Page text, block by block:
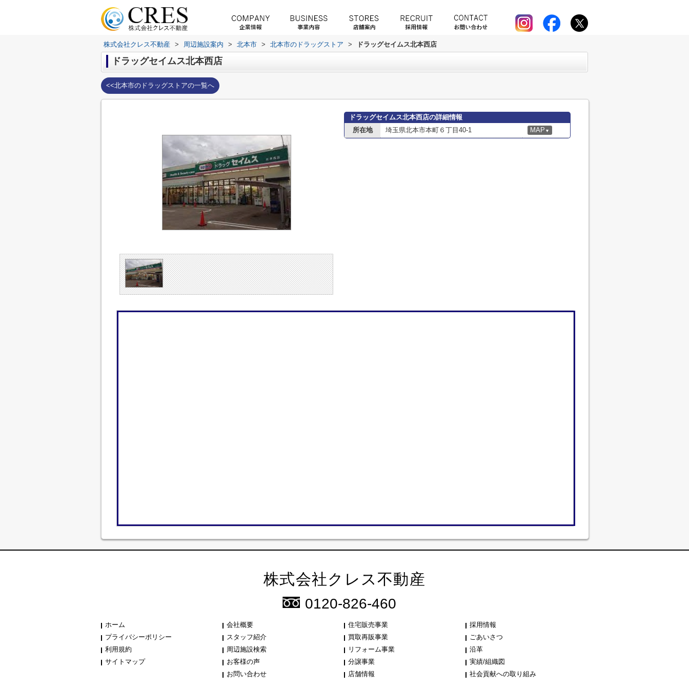
株式会社クレス不動産 > 周辺施設案内 > 北本市 > 北本市のドラッグストア > ドラッグセイムス北本西店
ドラッグセイムス北本西店
<<北本市のドラッグストアの一覧へ
ドラッグセイムス北本西店の詳細情報
所在地
埼玉県北本市本町６丁目40-1 MAP ▼
株式会社クレス不動産
0120-826-460
ホーム
プライバシーポリシー
利用規約
サイトマップ
会社概要
スタッフ紹介
周辺施設検索
お客様の声
お問い合わせ
住宅販売事業
買取再販事業
リフォーム事業
分譲事業
店舗情報
採用情報
ごあいさつ
沿革
実績/組織図
社会貢献への取り組み